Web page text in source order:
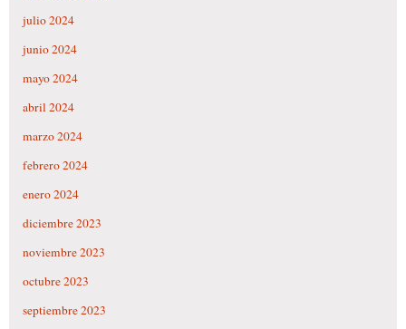
julio 2024
junio 2024
mayo 2024
abril 2024
marzo 2024
febrero 2024
enero 2024
diciembre 2023
noviembre 2023
octubre 2023
septiembre 2023